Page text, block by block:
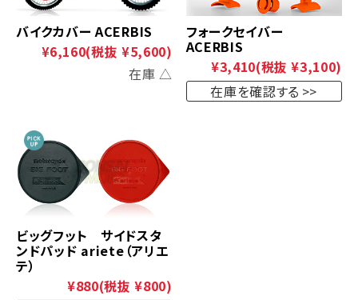
バイクカバー ACERBIS
¥6,160(税抜 ¥5,600)
在庫 △
フォークセイバー
ACERBIS
¥3,410(税抜 ¥3,100)
在庫を確認する
ビッグフット サイドスタ
ンドパッド ariete（アリエ
テ）
¥880(税抜 ¥800)